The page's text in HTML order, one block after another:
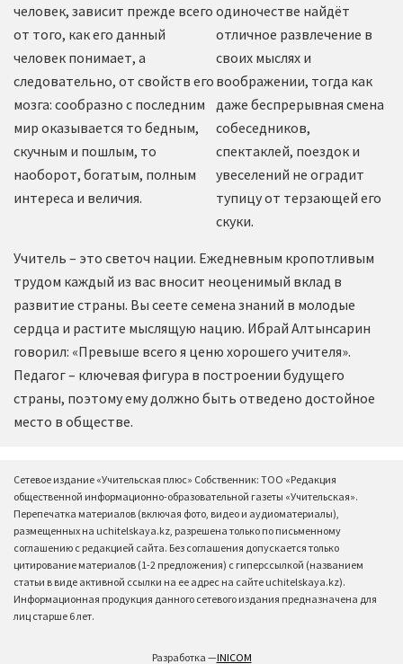
человек, зависит прежде всего
от того, как его данный
человек понимает, а
следовательно, от свойств его
мозга: сообразно с последним
мир оказывается то бедным,
скучным и пошлым, то
наоборот, богатым, полным
интереса и величия.
одиночестве найдёт
отличное развлечение в
своих мыслях и
воображении, тогда как
даже беспрерывная смена
собеседников,
спектаклей, поездок и
увеселений не оградит
тупицу от терзающей его
скуки.
Учитель – это светоч нации. Ежедневным кропотливым
трудом каждый из вас вносит неоценимый вклад в
развитие страны. Вы сеете семена знаний в молодые
сердца и растите мыслящую нацию. Ибрай Алтынсарин
говорил: «Превыше всего я ценю хорошего учителя».
Педагог – ключевая фигура в построении будущего
страны, поэтому ему должно быть отведено достойное
место в обществе.
Сетевое издание «Учительская плюс» Собственник: ТОО «Редакция
общественной информационно-образовательной газеты «Учительская».
Перепечатка материалов (включая фото, видео и аудиоматериалы),
размещенных на uchitelskaya.kz, разрешена только по письменному
соглашению с редакцией сайта. Без соглашения допускается только
цитирование материалов (1-2 предложения) с гиперссылкой (названием
статьи в виде активной ссылки на ее адрес на сайте uchitelskaya.kz).
Информационная продукция данного сетевого издания предназначена для
лиц старше 6 лет.
Разработка —INICOM